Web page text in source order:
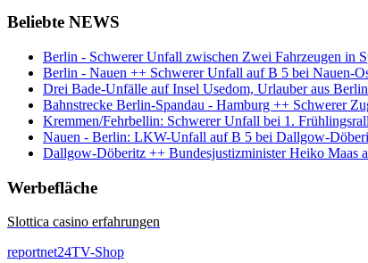
Beliebte NEWS
Berlin - Schwerer Unfall zwischen Zwei Fahrzeugen in
Berlin - Nauen ++ Schwerer Unfall auf B 5 bei Nauen-
Drei Bade-Unfälle auf Insel Usedom, Urlauber aus
Bahnstrecke Berlin-Spandau - Hamburg ++ Schwerer
Kremmen/Fehrbellin: Schwerer Unfall bei 1.
Nauen - Berlin: LKW-Unfall auf B 5 bei Dallgow-
Dallgow-Döberitz ++ Bundesjustizminister Heiko Maas
Werbefläche
Slottica casino erfahrungen
reportnet24TV-Shop